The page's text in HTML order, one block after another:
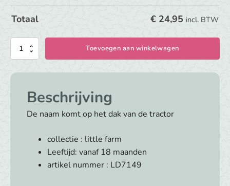
Totaal € 24,95 incl. BTW
Little
Dutch
Tractor
trailer
Little
Toevoegen aan winkelwagen
Beschrijving
De naam komt op het dak van de tractor
collectie : little farm
Leeftijd: vanaf 18 maanden
artikel nummer : LD7149